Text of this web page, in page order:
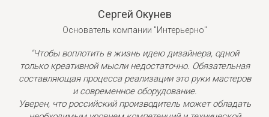
Сергей Окунев
Основатель компании "Интерьерно"
"Чтобы воплотить в жизнь идею дизайнера, одной
только креативной мысли недостаточно. Обязательная
составляющая процесса реализации это руки мастеров
и современное оборудование.
Уверен, что российский производитель может обладать